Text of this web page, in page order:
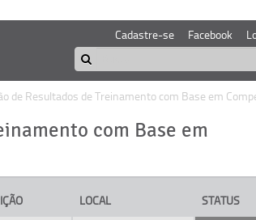
Facebook
Cadastre-se
de Resultados de Treinamento com Base em
com Base em
LOCAL
STATUS